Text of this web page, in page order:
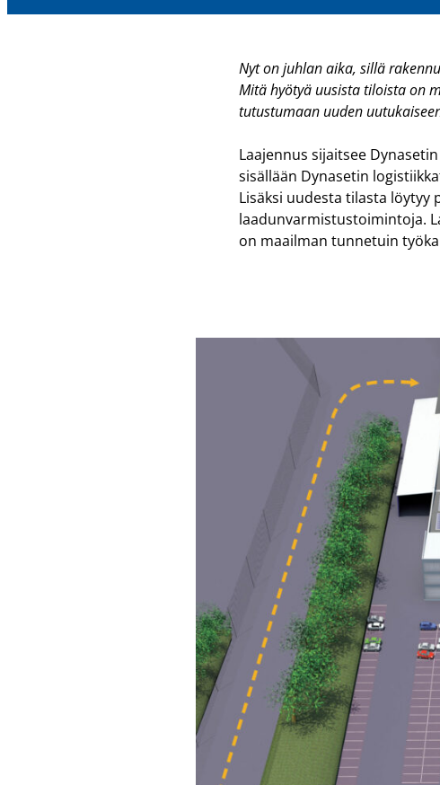
Nyt on juhlan aika, sillä
Mitä hyötyä uusista tiloista on
tutustumaan uuden
Laajennus sijaitsee
sisällään Dynasetin
Lisäksi uudesta tilasta
laadunvarmistustoimintoja.
on maailman tunnetuin